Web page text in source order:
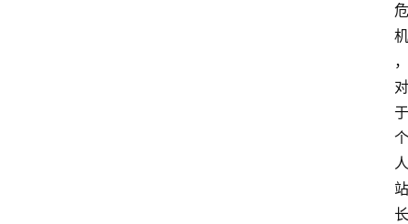
危
机
，
对
于
个
人
站
长